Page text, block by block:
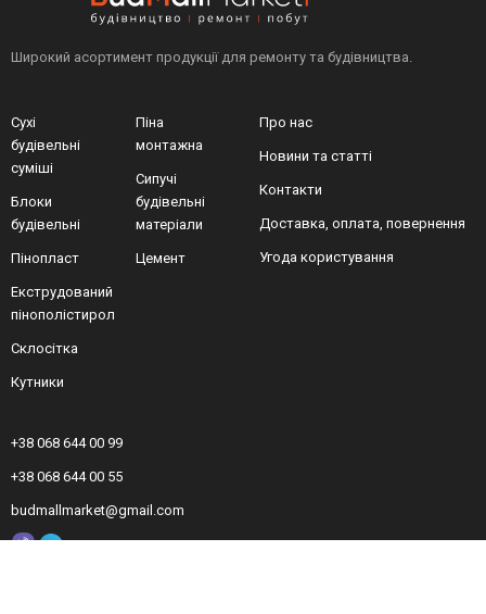
Широкий асортимент продукції для ремонту та будівництва.
Сухі
будівельні
суміші
Блоки
будівельні
Пінопласт
Екструдований
пінополістирол
Склосітка
Кутники
Піна
монтажна
Сипучі
будівельні
матеріали
Цемент
Про нас
Новини та статті
Контакти
Доставка, оплата, повернення
Угода користування
+38 068 644 00 99
+38 068 644 00 55
budmallmarket@gmail.com